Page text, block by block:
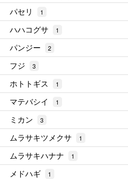
パセリ 1
ハハコグサ 1
パンジー 2
フジ 3
ホトトギス 1
マテバシイ 1
ミカン 3
ムラサキツメクサ 1
ムラサキハナナ 1
メドハギ 1